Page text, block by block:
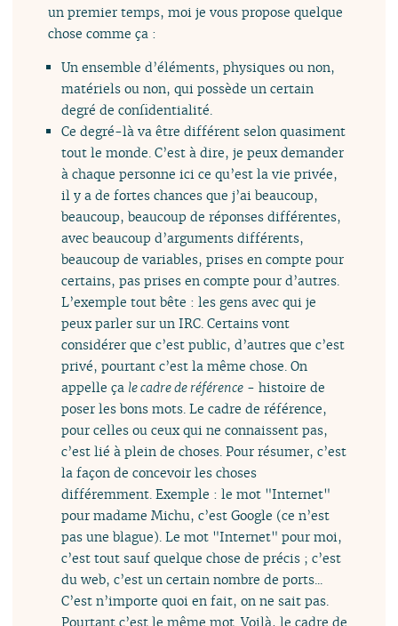
un premier temps, moi je vous propose quelque
chose comme ça :
Un ensemble d’éléments, physiques ou non,
matériels ou non, qui possède un certain
degré de confidentialité.
Ce degré-là va être différent selon quasiment
tout le monde. C’est à dire, je peux demander
à chaque personne ici ce qu’est la vie privée,
il y a de fortes chances que j’ai beaucoup,
beaucoup, beaucoup de réponses différentes,
avec beaucoup d’arguments différents,
beaucoup de variables, prises en compte pour
certains, pas prises en compte pour d’autres.
L’exemple tout bête : les gens avec qui je
peux parler sur un IRC. Certains vont
considérer que c’est public, d’autres que c’est
privé, pourtant c’est la même chose. On
appelle ça le cadre de référence- histoire de
poser les bons mots. Le cadre de référence,
pour celles ou ceux qui ne connaissent pas,
c’est lié à plein de choses. Pour résumer, c’est
la façon de concevoir les choses
différemment. Exemple : le mot "Internet"
pour madame Michu, c’est Google (ce n’est
pas une blague). Le mot "Internet" pour moi,
c’est tout sauf quelque chose de précis ; c’est
du web, c’est un certain nombre de ports...
C’est n’importe quoi en fait, on ne sait pas.
Pourtant c’est le même mot. Voilà, le cadre de